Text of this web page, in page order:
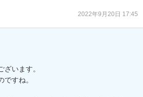
2022年9月20日 17:45
います。
ですね。